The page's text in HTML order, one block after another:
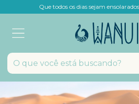
Que todos os dias sejam